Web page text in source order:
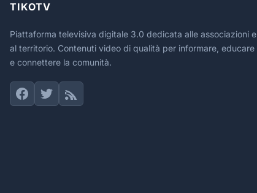
TIKOTV
Piattaforma televisiva digitale 3.0 dedicata alle associazioni e
al territorio. Contenuti video di qualità per informare, educare
e connettere la comunità.